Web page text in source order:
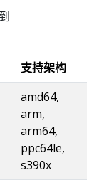
支持架构
amd64,
arm,
arm64,
ppc64le,
s390x